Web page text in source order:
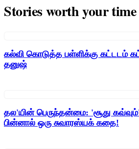
Stories worth your time
கல்வி கொடுத்த பள்ளிக்கு கட்டடம்
தனுஷ்
தல'யின் பெருந்தன்மை: 'சூது
பின்னால் ஒரு சுவாரஸ்யக் கதை!